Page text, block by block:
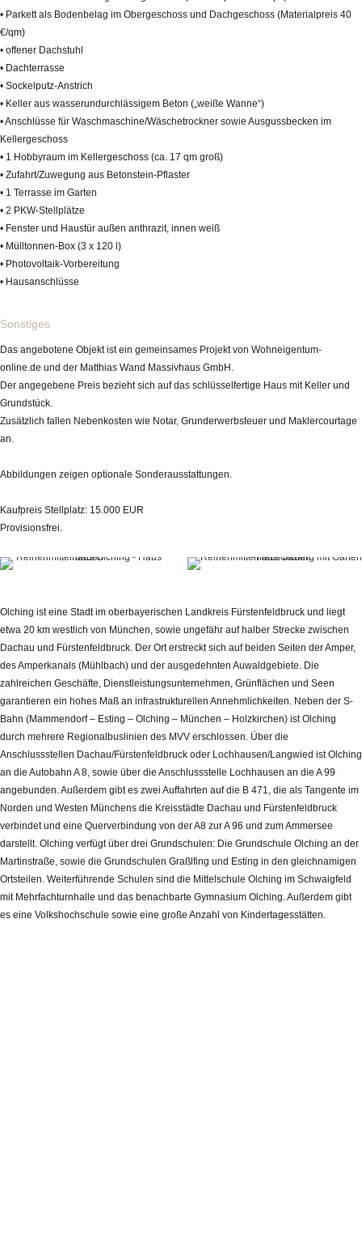
• Parkett als Bodenbelag im Obergeschoss und Dachgeschoss (Materialpreis 40
€/qm)
• offener Dachstuhl
• Dachterrasse
• Sockelputz-Anstrich
• Keller aus wasserundurchlässigem Beton („weiße Wanne“)
• Anschlüsse für Waschmaschine/Wäschetrockner sowie Ausgussbecken im
Kellergeschoss
• 1 Hobbyraum im Kellergeschoss (ca. 17 qm groß)
• Zufahrt/Zuwegung aus Betonstein-Pflaster
• 1 Terrasse im Garten
• 2 PKW-Stellplätze
• Fenster und Haustür außen anthrazit, innen weiß
• Mülltonnen-Box (3 x 120 l)
• Photovoltaik-Vorbereitung
• Hausanschlüsse
Sonstiges
Das angebotene Objekt ist ein gemeinsames Projekt von Wohneigentum-
online.de und der Matthias Wand Massivhaus GmbH.
Der angegebene Preis bezieht sich auf das schlüsselfertige Haus mit Keller und
Grundstück.
Zusätzlich fallen Nebenkosten wie Notar, Grunderwerbsteuer und Maklercourtage
an.
Abbildungen zeigen optionale Sonderausstattungen.
Kaufpreis Stellplatz: 15.000 EUR
Provisionsfrei.
Olching ist eine Stadt im oberbayerischen Landkreis Fürstenfeldbruck und liegt
etwa 20 km westlich von München, sowie ungefähr auf halber Strecke zwischen
Dachau und Fürstenfeldbruck. Der Ort erstreckt sich auf beiden Seiten der Amper,
des Amperkanals (Mühlbach) und der ausgedehnten Auwaldgebiete. Die
zahlreichen Geschäfte, Dienstleistungsunternehmen, Grünflächen und Seen
garantieren ein hohes Maß an infrastrukturellen Annehmlichkeiten. Neben der S-
Bahn (Mammendorf – Esting – Olching – München – Holzkirchen) ist Olching
durch mehrere Regionalbuslinien des MVV erschlossen. Über die
Anschlussstellen Dachau/Fürstenfeldbruck oder Lochhausen/Langwied ist Olching
an die Autobahn A 8, sowie über die Anschlussstelle Lochhausen an die A 99
angebunden. Außerdem gibt es zwei Auffahrten auf die B 471, die als Tangente im
Norden und Westen Münchens die Kreisstädte Dachau und Fürstenfeldbruck
verbindet und eine Querverbindung von der A8 zur A 96 und zum Ammersee
darstellt. Olching verfügt über drei Grundschulen: Die Grundschule Olching an der
Martinstraße, sowie die Grundschulen Graßlfing und Esting in den gleichnamigen
Ortsteilen. Weiterführende Schulen sind die Mittelschule Olching im Schwaigfeld
mit Mehrfachturnhalle und das benachbarte Gymnasium Olching. Außerdem gibt
es eine Volkshochschule sowie eine große Anzahl von Kindertagesstätten.